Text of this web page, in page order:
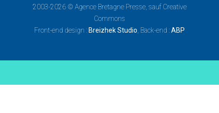
2003-2026 © Agence Bretagne Presse, sauf Creative
Commons
Front-end design : Breizhek Studio , Back-end :ABP